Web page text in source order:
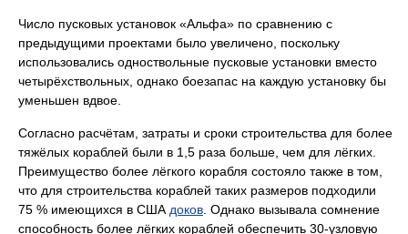
Число пусковых установок «Альфа» по сравнению с
предыдущими проектами было увеличено, поскольку
использовались одноствольные пусковые установки вместо
четырёхствольных, однако боезапас на каждую установку бы
уменьшен вдвое.
Согласно расчётам, затраты и сроки строительства для более
тяжёлых кораблей были в 1,5 раза больше, чем для лёгких.
Преимущество более лёгкого корабля состояло также в том,
что для строительства кораблей таких размеров подходили
75 % имеющихся в СШАдоков. Однако вызывала сомнение
способность более лёгких кораблей обеспечить 30-узловую